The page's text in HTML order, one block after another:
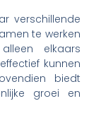
verschillende
te werken
elkaars
kunnen
biedt
groei en